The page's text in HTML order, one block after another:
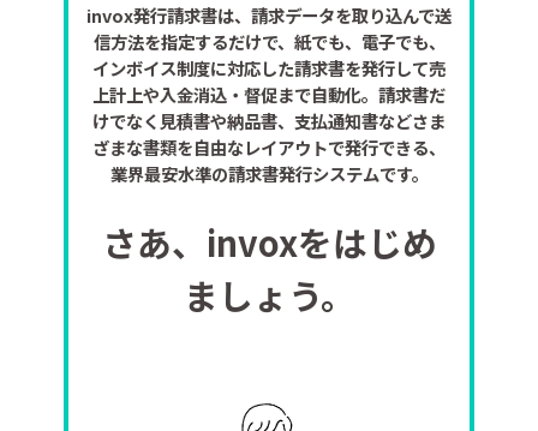
invox発行請求書は、請求データを取り込んで送
信方法を指定するだけで、紙でも、電子でも、
インボイス制度に対応した請求書を発行して売
上計上や入金消込・督促まで自動化。請求書だ
けでなく見積書や納品書、支払通知書などさま
ざまな書類を自由なレイアウトで発行できる、
業界最安水準の請求書発行システムです。
さあ、invoxをはじめ
ましょう。